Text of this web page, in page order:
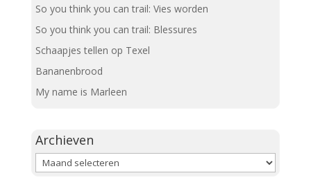
So you think you can trail: Vies worden
So you think you can trail: Blessures
Schaapjes tellen op Texel
Bananenbrood
My name is Marleen
Archieven
Archieven